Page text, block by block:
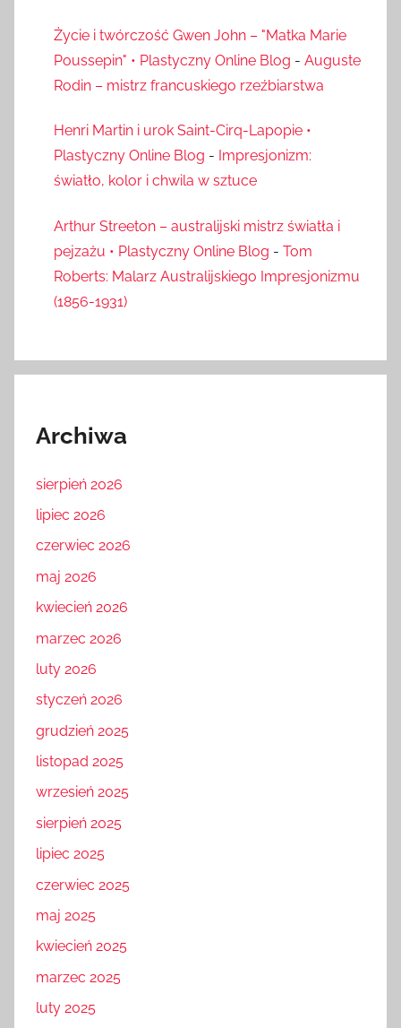
Życie i twórczość Gwen John – "Matka Marie
Poussepin" • Plastyczny Online Blog - Auguste
Rodin – mistrz francuskiego rzeźbiarstwa
Henri Martin i urok Saint-Cirq-Lapopie •
Plastyczny Online Blog - Impresjonizm:
światło, kolor i chwila w sztuce
Arthur Streeton – australijski mistrz światła i
pejzażu • Plastyczny Online Blog - Tom
Roberts: Malarz Australijskiego Impresjonizmu
(1856-1931)
Archiwa
sierpień 2026
lipiec 2026
czerwiec 2026
maj 2026
kwiecień 2026
marzec 2026
luty 2026
styczeń 2026
grudzień 2025
listopad 2025
wrzesień 2025
sierpień 2025
lipiec 2025
czerwiec 2025
maj 2025
kwiecień 2025
marzec 2025
luty 2025